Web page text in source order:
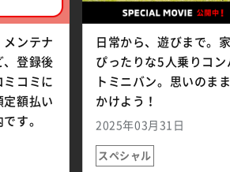
メンテナ
、登録後
ミコミに
定額払い
す。
日常から、遊びまで。
ぴったりな5人乗りコン
トミニバン。思いのま
かけよう！
2025年03月31日
スペシャル